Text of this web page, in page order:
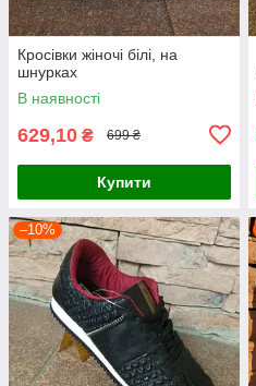
Кросівки жіночі білі, на
шнурках
В наявності
629,10 ₴ 699 ₴
Купити
–10%